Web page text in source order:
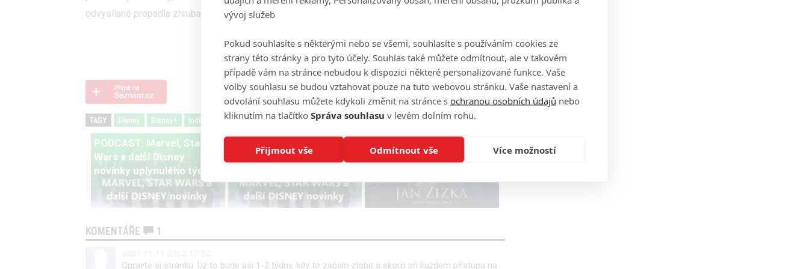
odvysílané propadla zhruba o 80%. Tak snad nově zamýšlený seriál dopadne lépe.
Zdroj:Variety
TAGY Disney Disney+ Indiana Jones Indiana Jones seriál Lucasfilm dobrodružný
PODCAST: Marvel, Star
Wars a další Disney
novinky uplynulého týdne
Wars a další Disney
KOMENTÁŘE
1
Opravte si stránku. Už to bude asi 1-2 týdny, kdy to začalo zlobit a skoro při každém přístupu na
vývoj služeb
Pokud souhlasíte s některými nebo se všemi, souhlasíte s používáním cookies ze
strany této stránky a pro tyto účely. Souhlas také můžete odmítnout, ale v takovém
případě vám na stránce nebudou k dispozici některé personalizované funkce. Vaše
volby souhlasu se budou vztahovat pouze na tuto webovou stránku. Vaše nastavení a
odvolání souhlasu můžete kdykoli změnit na stránce s ochranou osobních údajů nebo
kliknutím na tlačítko Správa souhlasu v levém dolním rohu.
Přijmout vše Odmítnout vše Více možností